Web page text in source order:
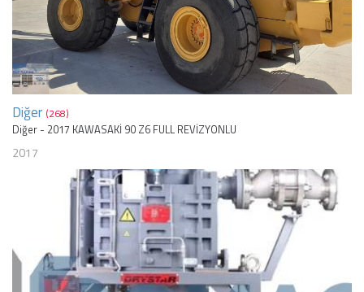
Diğer (268)
Diğer - 2017 KAWASAKİ 90 Z6 FULL REVİZYONLU
2017